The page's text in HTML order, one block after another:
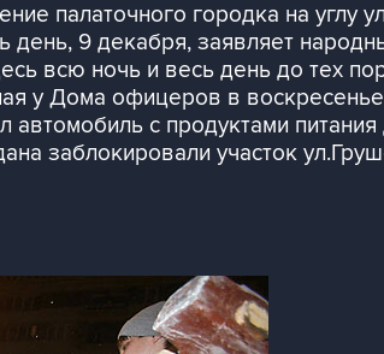
палаточного городка на углу
день, 9 декабря, заявляет
всю ночь и весь день до тех
у Дома офицеров в
с продуктами
заблокировали участок